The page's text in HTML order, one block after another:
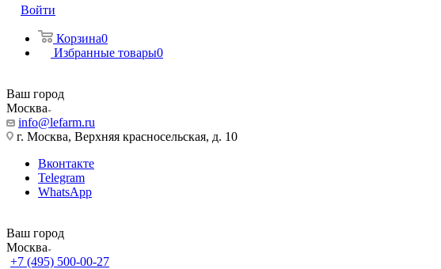
Войти
Корзина0
Избранные товары0
Ваш город
Москва
info@lefarm.ru
г. Москва, Верхняя красносельская, д. 10
Вконтакте
Telegram
WhatsApp
Ваш город
Москва
+7 (495) 500-00-27